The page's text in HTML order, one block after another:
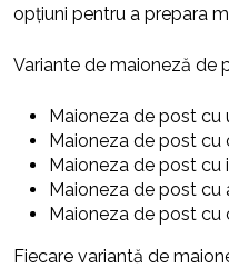
opțiuni pentru a prepara
Variante de maioneză de
Maioneza de post cu
Maioneza de post cu
Maioneza de post cu
Maioneza de post cu
Maioneza de post cu
Fiecare variantă de